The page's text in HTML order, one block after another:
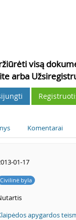
visą
arba
Komentarai
01-17
Civilinė byla
apygardos